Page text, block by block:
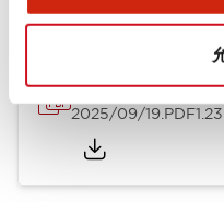
Flush Silhouette
2025/09/19.PDF